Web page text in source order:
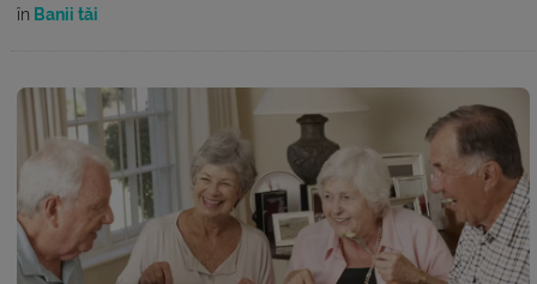
în Banii tăi